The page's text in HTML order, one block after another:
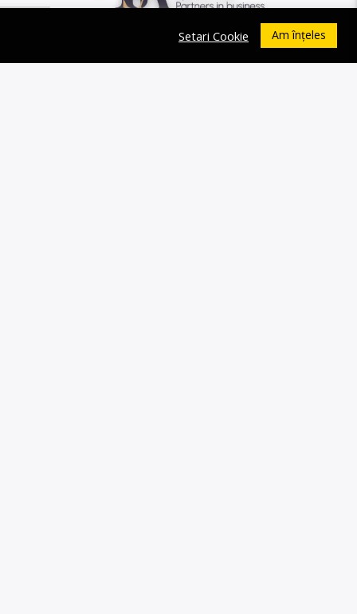
Setari Cookie Am înțeles